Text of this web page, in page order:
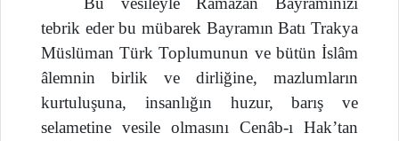
tebrik eder bu mübarek Bayramın Batı Trakya
Müslüman Türk Toplumunun ve bütün İslâm
âlemnin birlik ve dirliğine, mazlumların
kurtuluşuna, insanlığın huzur, barış ve
selametine vesile olmasını Cenâb-ı Hak’tan